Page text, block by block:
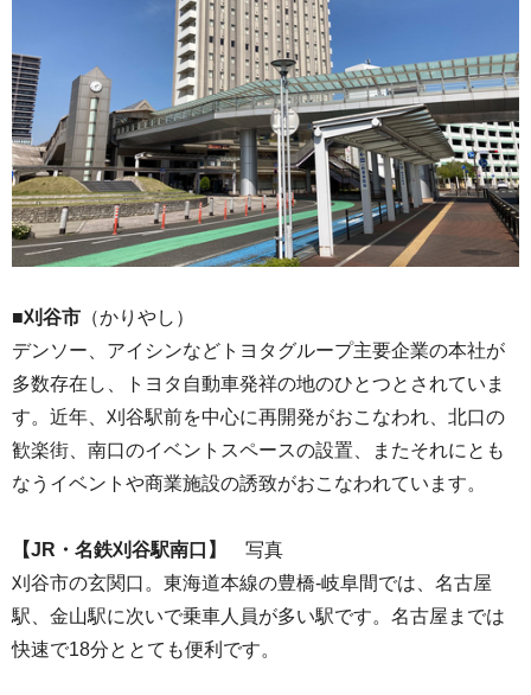
■刈谷市 （かりやし）
デンソー、アイシンなどトヨタグループ主要企業の本社が
多数存在し、トヨタ自動車発祥の地のひとつとされていま
す。近年、刈谷駅前を中心に再開発がおこなわれ、北口の
歓楽街、南口のイベントスペースの設置、またそれにとも
なうイベントや商業施設の誘致がおこなわれています。
【JR・名鉄刈谷駅南口】
写真
刈谷市の玄関口。東海道本線の豊橋-岐阜間では、名古屋
駅、金山駅に次いで乗車人員が多い駅です。名古屋までは
快速で18分ととても便利です。